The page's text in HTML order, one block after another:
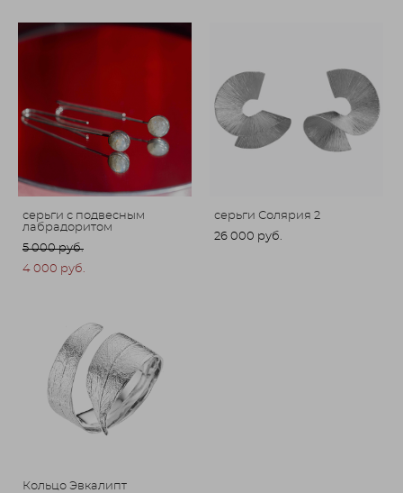
серьги с подвесным
лабрадоритом
5 000 pуб.
4 000 pуб.
серьги Солярия 2
26 000 pуб.
Кольцо Эвкалипт